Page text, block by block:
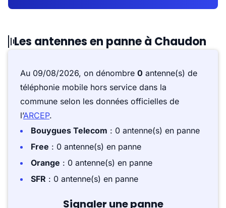
Les antennes en panne à Chaudon
Au 09/08/2026, on dénombre 0 antenne(s) de
téléphonie mobile hors service dans la
commune selon les données officielles de
l’ARCEP.
Bouygues Telecom : 0 antenne(s) en panne
Free : 0 antenne(s) en panne
Orange : 0 antenne(s) en panne
SFR : 0 antenne(s) en panne
Signaler une panne